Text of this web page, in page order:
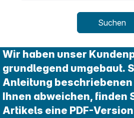
Suchen
Wir haben unser
grundlegend umgebaut.
Anleitung
Ihnen abweichen, finden
Artikels eine PDF-